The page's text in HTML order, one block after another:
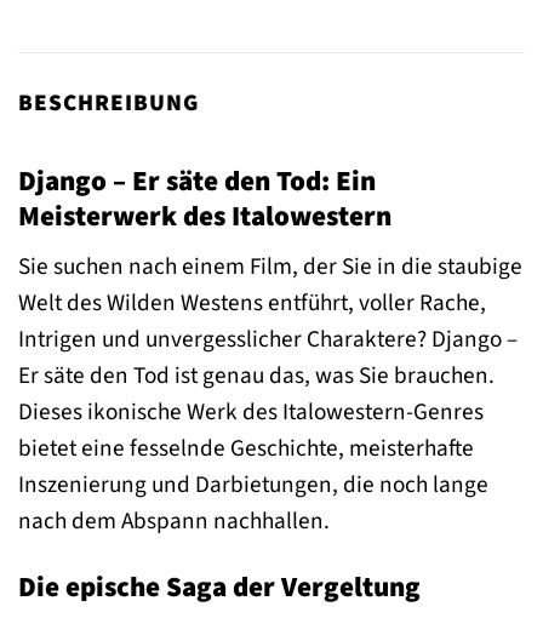
BESCHREIBUNG
Django – Er säte den Tod: Ein
Meisterwerk des Italowestern
Sie suchen nach einem Film, der Sie in die staubige
Welt des Wilden Westens entführt, voller Rache,
Intrigen und unvergesslicher Charaktere? Django –
Er säte den Tod ist genau das, was Sie brauchen.
Dieses ikonische Werk des Italowestern-Genres
bietet eine fesselnde Geschichte, meisterhafte
Inszenierung und Darbietungen, die noch lange
nach dem Abspann nachhallen.
Die epische Saga der Vergeltung